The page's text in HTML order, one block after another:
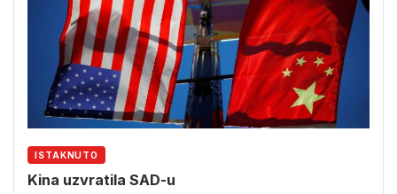
ISTAKNUTO
Kina uzvratila SAD-u